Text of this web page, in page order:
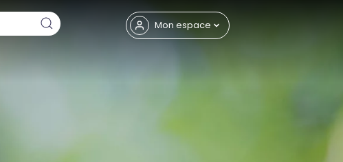
Mon espace
Fermer